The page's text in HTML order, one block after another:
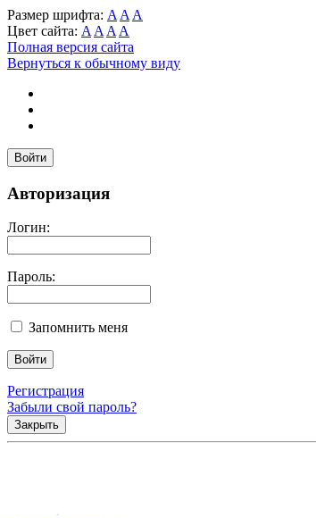
Размер шрифта: A A A
Цвет сайта: A A A A
Полная версия сайта
Вернуться к обычному виду
Войти
Авторизация
Логин:
Пароль:
Запомнить меня
Регистрация
Забыли свой пароль?
Закрыть